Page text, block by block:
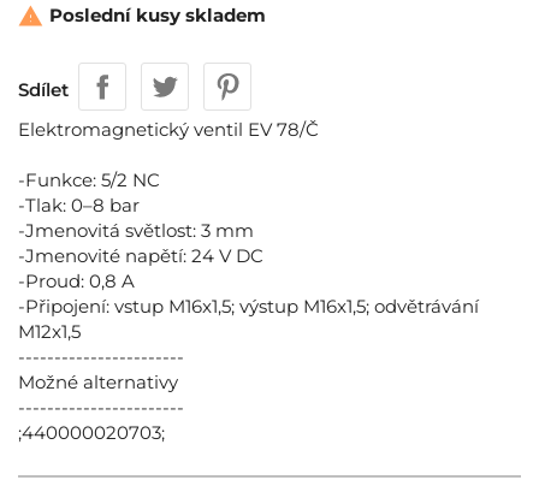
 Poslední kusy skladem
Sdílet
Elektromagnetický ventil EV 78/Č
-Funkce: 5/2 NC
-Tlak: 0–8 bar
-Jmenovitá světlost: 3 mm
-Jmenovité napětí: 24 V DC
-Proud: 0,8 A
-Připojení: vstup M16x1,5; výstup M16x1,5; odvětrávání
M12x1,5
-----------------------
Možné alternativy
-----------------------
;440000020703;